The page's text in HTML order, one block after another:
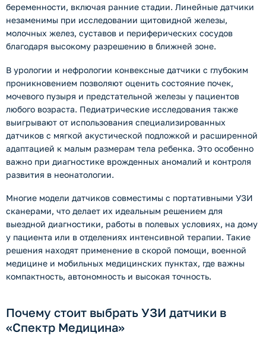
беременности, включая ранние стадии. Линейные датчики
незаменимы при исследовании щитовидной железы,
молочных желез, суставов и периферических сосудов
благодаря высокому разрешению в ближней зоне.
В урологии и нефрологии конвексные датчики с глубоким
проникновением позволяют оценить состояние почек,
мочевого пузыря и предстательной железы у пациентов
любого возраста. Педиатрические исследования также
выигрывают от использования специализированных
датчиков с мягкой акустической подложкой и расширенной
адаптацией к малым размерам тела ребенка. Это особенно
важно при диагностике врожденных аномалий и контроля
развития в неонатологии.
Многие модели датчиков совместимы с портативными УЗИ
сканерами, что делает их идеальным решением для
выездной диагностики, работы в полевых условиях, на дому
у пациента или в отделениях интенсивной терапии. Такие
решения находят применение в скорой помощи, военной
медицине и мобильных медицинских пунктах, где важны
компактность, автономность и высокая точность.
Почему стоит выбрать УЗИ датчики в
«Спектр Медицина»